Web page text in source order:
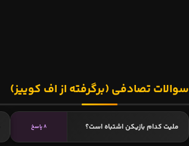
سوالات تصادفی (برگرفته از اف کوییز)
ملیت کدام بازیکن اشتباه است؟ 8 پاسخ